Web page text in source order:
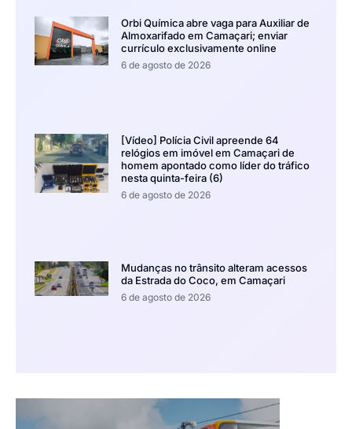
Orbi Química abre vaga para Auxiliar de
Almoxarifado em Camaçari; enviar
currículo exclusivamente online
6 de agosto de 2026
[Vídeo] Polícia Civil apreende 64
relógios em imóvel em Camaçari de
homem apontado como líder do tráfico
nesta quinta-feira (6)
6 de agosto de 2026
Mudanças no trânsito alteram acessos
da Estrada do Coco, em Camaçari
6 de agosto de 2026